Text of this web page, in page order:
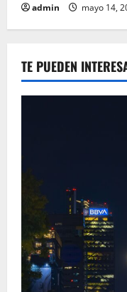
admin mayo 14,
TE PUEDEN